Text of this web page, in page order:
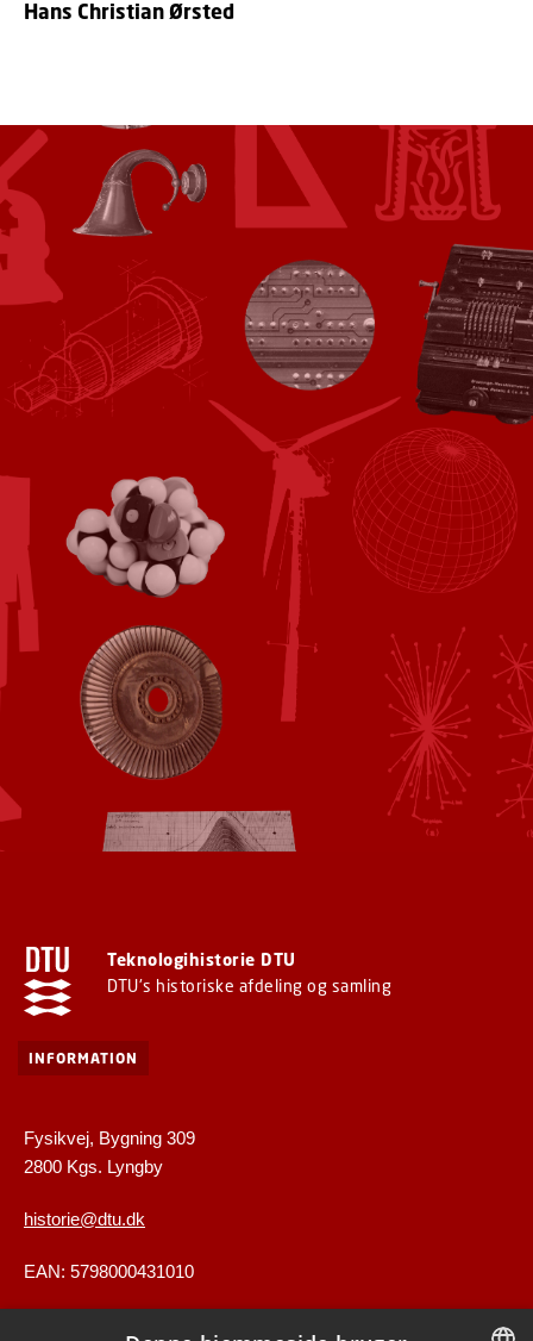
Hans Christian Ørsted
Teknologihistorie DTU
DTU's historiske afdeling og samling
INFORMATION
Fysikvej, Bygning 309
2800 Kgs. Lyngby
historie@dtu.dk
EAN: 5798000431010